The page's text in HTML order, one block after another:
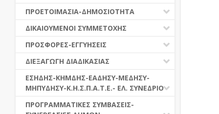
ΣΥΓΚΕΝΤΡΩΤΙΚΕΣ ΔΙΑΔΙΚΑΣΙΕΣ
ΑΝΑΘΕΣΗΣ
ΠΙΝΑΚΕΣ ΔΗΜΟΣΝΕΤ
ΠΕΔΙΟ ΕΦΑΡΜΟΓΗΣ-ΕΝΑΡΞΗ ΙΣΧΥΟΣ
ΗΛΕΚΤΡΟΝΙΚΑ ΜΕΣΑ
ΓΕΝΙΚΕΣ ΑΡΧΕΣ ΚΑΙ ΚΑΝΟΝΕΣ
ΑΞΙΑ ΣΥΜΒΑΣΗΣ
ΕΙΔΗ ΣΥΜΒΑΣΕΩΝ
ΔΙΑΦΟΡΑ
ΠΡΟΕΤΟΙΜΑΣΙΑ-ΔΗΜΟΣΙΟΤΗΤΑ
ΓΝΩΜΟΔΟΤΙΚΑ ΟΡΓΑΝΑ-ΕΠΙΤΡΟΠΕΣ
ΠΡΟΕΤΟΙΜΑΣΙΑ
ΕΓΓΡΑΦΑ ΤΗΣ ΣΥΜΒΑΣΗΣ
ΔΗΜΟΣΙΕΥΣΕΙΣ
ΕΝΑΡΞΗ-ΠΡΟΘΕΣΜΙΕΣ
ΔΙΚΑΙΟΥΜΕΝΟΙ ΣΥΜΜΕΤΟΧΗΣ
ΔΙΚΑΙΟΥΜΕΝΟΙ ΣΥΜΜΕΤΟΧΗΣ
ΚΡΙΤΗΡΙΑ ΕΠΙΛΟΓΗΣ
ΛΟΓΟΙ ΑΠΟΚΛΕΙΣΜΟΥ
ΔΙΚΑΙΟΛΟΓΗΤΙΚΑ ΛΟΓΩΝ
ΑΠΟΚΛΕΙΣΜΟΥ & ΚΡΙΤΗΡΙΩΝ
ΕΠΙΛΟΓΗΣ
ΕΕΕΣ
ΠΡΟΣΦΟΡΕΣ-ΕΓΓΥΗΣΕΙΣ
ΕΓΓΥΗΣΕΙΣ
ΠΡΟΣΦΟΡΕΣ
ΔΙΕΞΑΓΩΓΗ ΔΙΑΔΙΚΑΣΙΑΣ
ΑΞΙΟΛΟΓΗΣΗ ΚΑΙ ΑΝΑΘΕΣΗ
ΑΠΟΤΕΛΕΣΜΑ ΔΙΑΔΙΚΑΣΙΑΣ
ΠΡΟΣΦΥΓΕΣ-ΕΝΣΤΑΣΕΙΣ
ΕΣΗΔΗΣ-ΚΗΜΔΗΣ-ΕΑΔΗΣΥ-ΜΕΔΗΣΥ-
ΜΗΠΥΔΗΣΥ-Κ.Η.Σ.Π.Α.Τ.Ε.- ΕΛ. ΣΥΝΕΔΡΙΟ
ΕΑΑΔΗΣΥ
ΠΡΟΓΡΑΜΜΑΤΙΚΕΣ ΣΥΜΒΑΣΕΙΣ-